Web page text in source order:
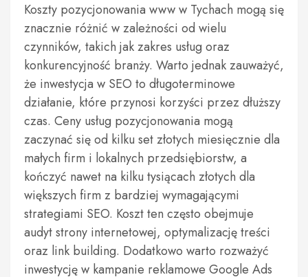
Koszty pozycjonowania www w Tychach mogą się
znacznie różnić w zależności od wielu
czynników, takich jak zakres usług oraz
konkurencyjność branży. Warto jednak zauważyć,
że inwestycja w SEO to długoterminowe
działanie, które przynosi korzyści przez dłuższy
czas. Ceny usług pozycjonowania mogą
zaczynać się od kilku set złotych miesięcznie dla
małych firm i lokalnych przedsiębiorstw, a
kończyć nawet na kilku tysiącach złotych dla
większych firm z bardziej wymagającymi
strategiami SEO. Koszt ten często obejmuje
audyt strony internetowej, optymalizację treści
oraz link building. Dodatkowo warto rozważyć
inwestycję w kampanie reklamowe Google Ads